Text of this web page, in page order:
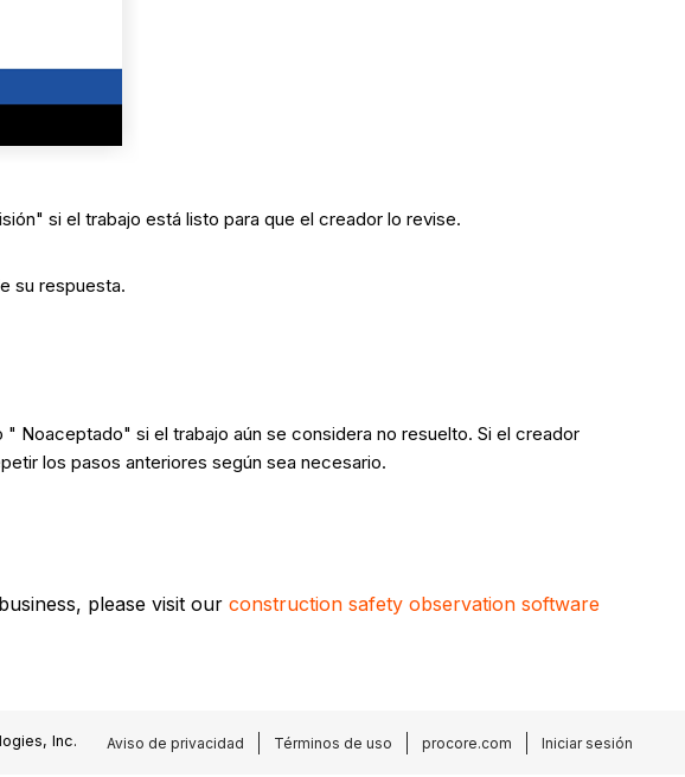
si el trabajo está listo para que el creador lo revise.
su respuesta.
Noaceptado" si el trabajo aún se considera no resuelto. Si el creador
los pasos anteriores según sea necesario.
please visit our construction safety observation software
Inc. Aviso de privacidad Términos de uso procore.com Iniciar sesión